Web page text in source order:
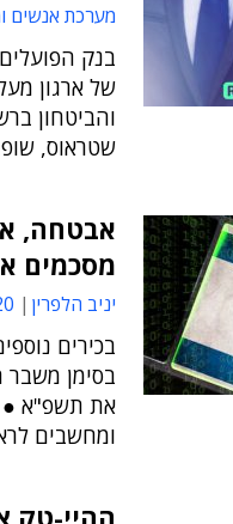
מערכת אנשים
בנק
של ארגון
והביטחון
שטראוס,
אבטחה,
מסכמים
יניב הלפרין
בכירים
בסימן משבר
את תשפ"א ●
ומחשבים
ההיי-טק